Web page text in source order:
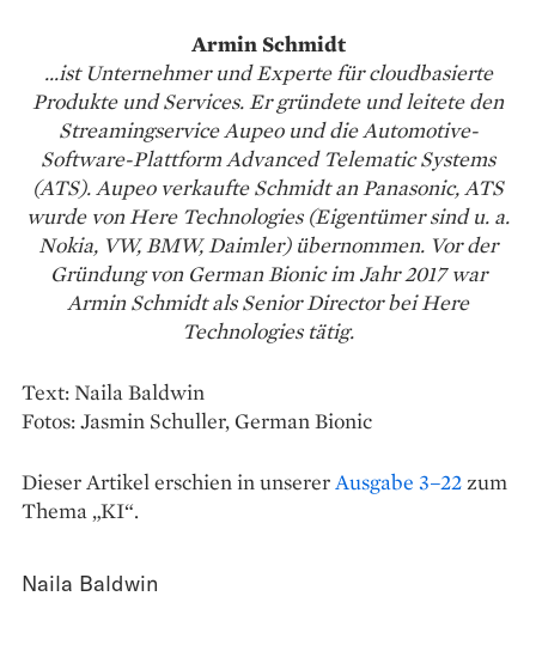
Armin Schmidt
...ist Unternehmer und Experte für cloudbasierte
Produkte und Services. Er gründete und leitete den
Streamingservice Aupeo und die Automotive-
Software-Plattform Advanced Telematic Systems
(ATS). Aupeo verkaufte Schmidt an Panasonic, ATS
wurde von Here Technologies (Eigentümer sind u. a.
Nokia, VW, BMW, Daimler) übernommen. Vor der
Gründung von German Bionic im Jahr 2017 war
Armin Schmidt als Senior Director bei Here
Technologies tätig.
Text: Naila Baldwin
Fotos: Jasmin Schuller, German Bionic
Dieser Artikel erschien in unsererAusgabe 3–22zum
Thema „KI“.
Naila Baldwin